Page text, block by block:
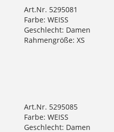
Art.Nr. 5295081
Farbe: WEISS
Geschlecht: Damen
Rahmengröße: XS
Art.Nr. 5295085
Farbe: WEISS
Geschlecht: Damen